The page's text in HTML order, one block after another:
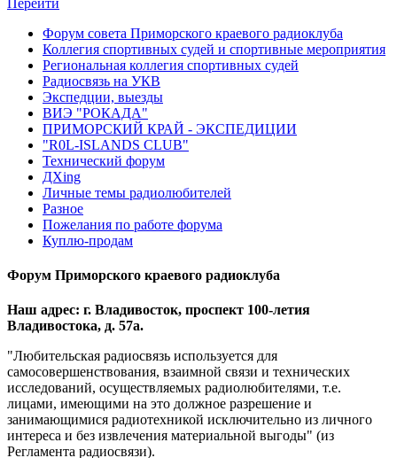
Форум совета Приморского краевого радиоклуба
Коллегия спортивных судей и спортивные мероприятия
Региональная коллегия спортивных судей
Радиосвязь на УКВ
Экспедции, выезды
ВИЭ "РОКАДА"
ПРИМОРСКИЙ КРАЙ - ЭКСПЕДИЦИИ
"R0L-ISLANDS CLUB"
Технический форум
ДХing
Личные темы радиолюбителей
Разное
Пожелания по работе форума
Куплю-продам
Форум Приморского краевого радиоклуба
Наш адрес: г. Владивосток, проспект 100-летия
Владивостока, д. 57а.
"Любительская радиосвязь используется для
самосовершенствования, взаимной связи и технических
исследований, осуществляемых радиолюбителями, т.е.
лицами, имеющими на это должное разрешение и
занимающимися радиотехникой исключительно из личного
интереса и без извлечения материальной выгоды" (из
Регламента радиосвязи).